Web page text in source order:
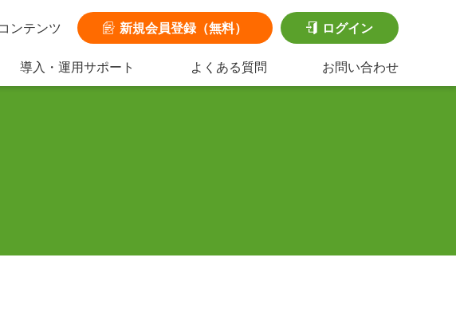
ンテンツ 新規会員登録（無料） ログイン
導入・運用サポート よくある質問 お問い合わせ